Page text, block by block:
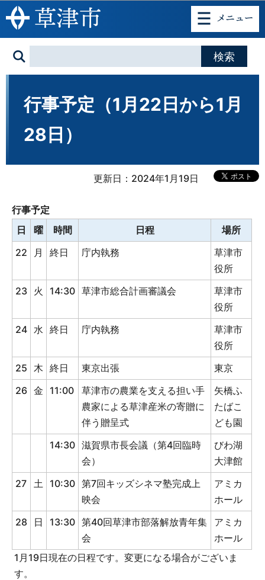
このページの本文へ移動
行事予定（1月22日から1月
28日）
更新日：2024年1月19日
行事予定
日
曜 時間 日程
場所
22
月 終日 庁内執務
草津市
役所
23 火 14:30 草津市総合計画審議会
草津市
役所
24 水 終日 庁内執務
草津市
役所
25
木 終日 東京出張
東京
26 金 11:00
草津市の農業を支える担い手
農家による草津産米の寄贈に
伴う贈呈式
矢橋ふ
たばこ
ども園
14:30 滋賀県市長会議（第4回臨時
会）
びわ湖
大津館
27
土 10:30 第7回キッズシネマ塾完成上
映会
アミカ
ホール
28
日 13:30 第40回草津市部落解放青年集
会
アミカ
ホール
1月19日現在の日程です。変更になる場合がございま
す。